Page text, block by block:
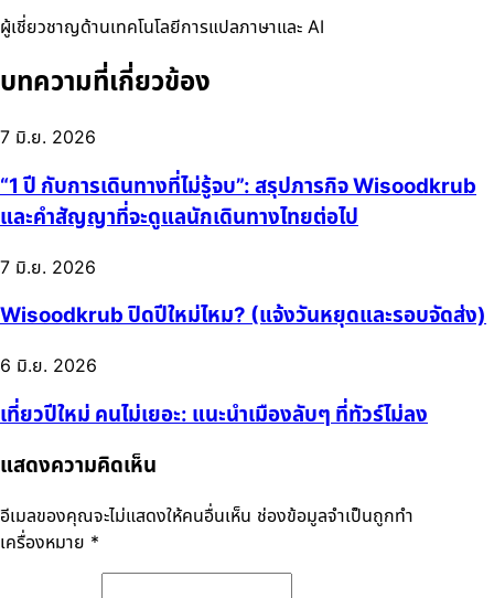
ผู้เชี่ยวชาญด้านเทคโนโลยีการแปลภาษาและ AI
บทความที่เกี่ยวข้อง
7 มิ.ย. 2026
“1 ปี กับการเดินทางที่ไม่รู้จบ”: สรุปภารกิจ Wisoodkrub
และคำสัญญาที่จะดูแลนักเดินทางไทยต่อไป
7 มิ.ย. 2026
Wisoodkrub ปิดปีใหม่ไหม? (แจ้งวันหยุดและรอบจัดส่ง)
6 มิ.ย. 2026
เที่ยวปีใหม่ คนไม่เยอะ: แนะนำเมืองลับๆ ที่ทัวร์ไม่ลง
แสดงความคิดเห็น
อีเมลของคุณจะไม่แสดงให้คนอื่นเห็น ช่องข้อมูลจำเป็นถูกทำ
เครื่องหมาย *